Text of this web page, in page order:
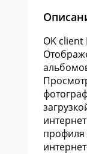
OK
профиля